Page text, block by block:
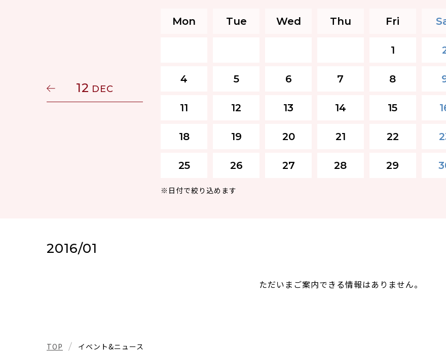
12 DEC
Mon Tue Wed Thu Fri
1
4 5 6 7 8
11 12 13 14 15
18 19 20 21 22
25 26 27 28 29
※日付で絞り込めます
2016/01
ただいまご案内できる情報はありません。
TOP イベント&ニュース